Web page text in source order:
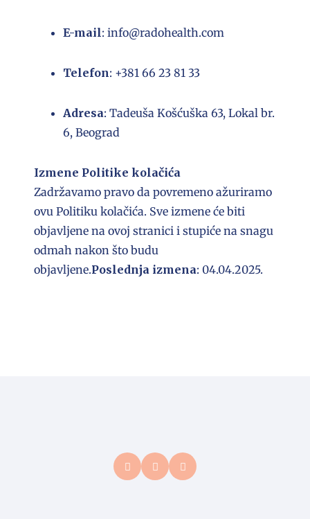
E-mail: info@radohealth.com
Telefon: +381 66 23 81 33
Adresa: Tadeuša Košćuška 63, Lokal br.
6, Beograd
Izmene Politike kolačića
Zadržavamo pravo da povremeno ažuriramo
ovu Politiku kolačića. Sve izmene će biti
objavljene na ovoj stranici i stupiće na snagu
odmah nakon što budu
objavljene.Poslednja izmena: 04.04.2025.